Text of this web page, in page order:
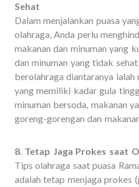
Sehat
Dalam menjalankan puasa
olahraga, Anda perlu
makanan dan minuman yang
dan minuman yang tidak
berolahraga diantaranya ialah
yang memiliki kadar gula
minuman bersoda, makanan
goreng-gorengan dan
8. Tetap Jaga Prokes saat
Tips olahraga saat puasa
adalah tetap menjaga prokes